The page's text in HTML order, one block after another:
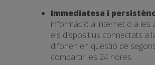
Immediatesa i
informació a internet o a les
els dispositius connectats a
difonen en qüestió de
compartir les 24 hores.